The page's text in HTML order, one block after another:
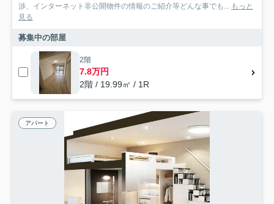
渉、インターネット非公開物件の情報のご紹介等どんな事でも...
もっと
見る
募集中の部屋
2階
7.8万円
2階 / 19.99㎡ / 1R
アパート